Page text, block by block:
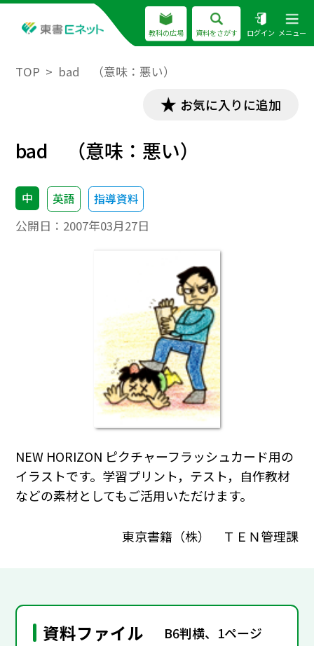
教科の広場 資料をさがす ログイン メニュー
TOP bad （意味：悪い）
お気に入りに追加
bad （意味：悪い）
中 英語 指導資料
公開日： 2007年03月27日
NEW HORIZON ピクチャーフラッシュカード用の
イラストです。学習プリント，テスト，自作教材
などの素材としてもご活用いただけます。
東京書籍（株） ＴＥＮ管理課
資料ファイル B6判横、1ページ